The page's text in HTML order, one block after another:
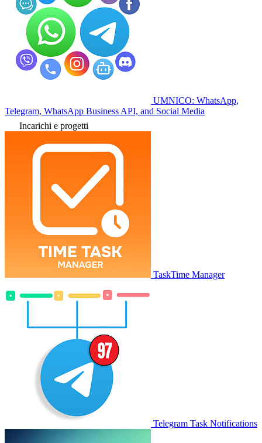
UMNICO: WhatsApp,
Telegram, WhatsApp Business API, and Social Media
Incarichi e progetti
TaskTime Manager
Telegram Task Notifications